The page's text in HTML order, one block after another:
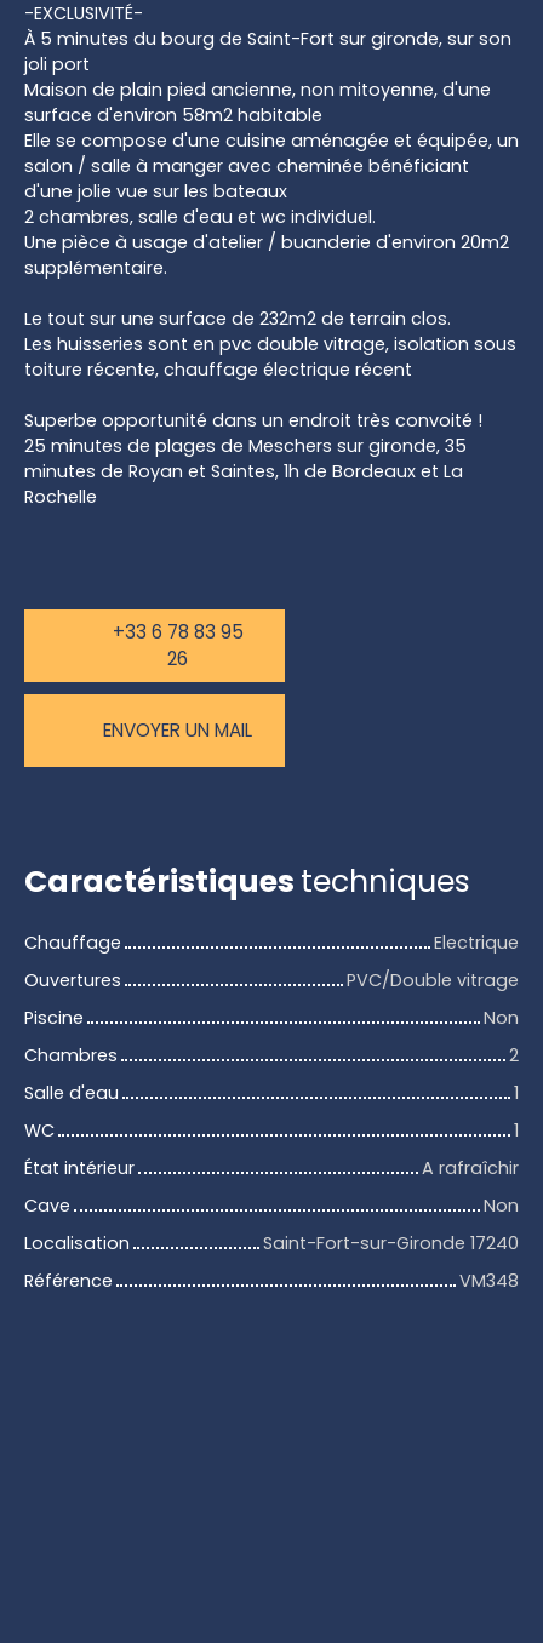
-EXCLUSIVITÉ-
À 5 minutes du bourg de Saint-Fort sur gironde, sur son
joli port
Maison de plain pied ancienne, non mitoyenne, d'une
surface d'environ 58m2 habitable
Elle se compose d'une cuisine aménagée et équipée, un
salon / salle à manger avec cheminée bénéficiant
d'une jolie vue sur les bateaux
2 chambres, salle d'eau et wc individuel.
Une pièce à usage d'atelier / buanderie d'environ 20m2
supplémentaire.
Le tout sur une surface de 232m2 de terrain clos.
Les huisseries sont en pvc double vitrage, isolation sous
toiture récente, chauffage électrique récent
Superbe opportunité dans un endroit très convoité !
25 minutes de plages de Meschers sur gironde, 35
minutes de Royan et Saintes, 1h de Bordeaux et La
Rochelle
+33 6 78 83 95
26
ENVOYER UN MAIL
Caractéristiques techniques
Chauffage
Electrique
Ouvertures
PVC/Double vitrage
Piscine
Non
Chambres
2
Salle d'eau
1
WC
1
État intérieur
A rafraîchir
Cave
Non
Localisation
Saint-Fort-sur-Gironde 17240
Référence
VM348